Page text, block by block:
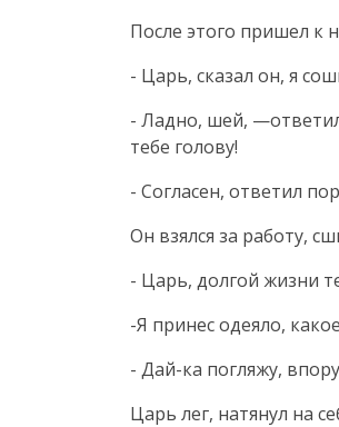
После этого пришел к
- Царь, сказал он, я
- Ладно, шей,
тебе голову!
- Согласен, ответил
Он взялся за работу,
- Царь, долгой жизни
-Я принес одеяло,
- Дай-ка погляжу,
Царь лег, натянул на